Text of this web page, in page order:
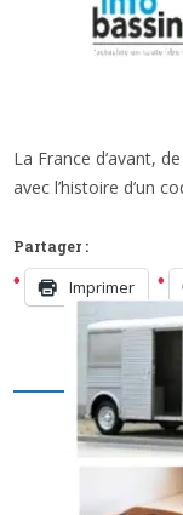
LA
La France d’avant,
avec l’histoire d’un
Partager :
Imprimer